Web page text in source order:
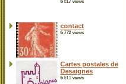
6 817 views
contact
6 772 views
Cartes postales de
Desaignes
6 511 views